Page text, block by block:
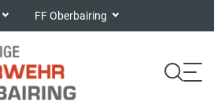
FF Oberbairing